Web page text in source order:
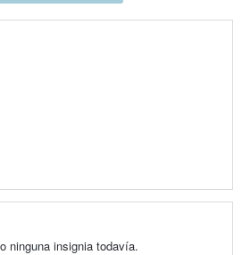
ninguna insignia todavía.